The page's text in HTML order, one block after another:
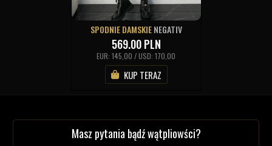
SPODNIE DAMSKIENEGATIV
569.00PLN
EUR: 145,00 / USD: 170,00
KUP TERAZ
Masz pytania bądź wątpliowści?